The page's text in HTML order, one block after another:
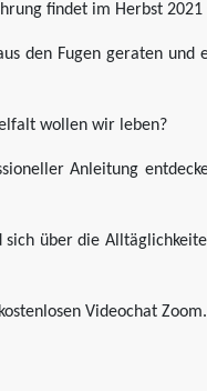
findet im Herbst 2021
den Fugen geraten
wollen wir leben?
Anleitung
über die
Videochat Zoom.